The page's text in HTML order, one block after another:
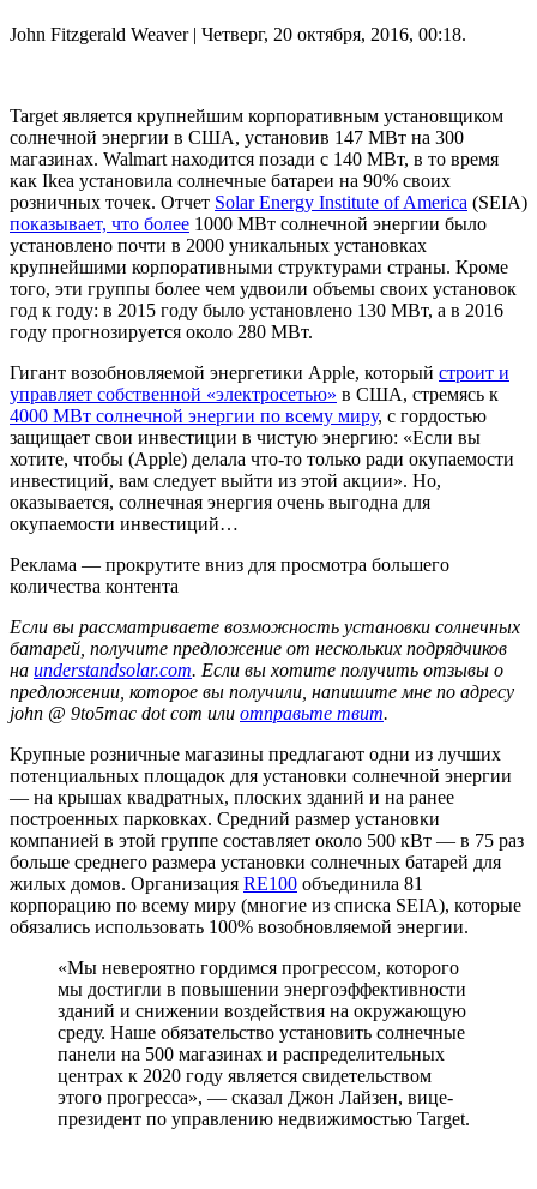
John Fitzgerald Weaver| Четверг, 20 октября, 2016, 00:18.
Target является крупнейшим корпоративным установщиком
солнечной энергии в США, установив 147 МВт на 300
магазинах. Walmart находится позади с 140 МВт, в то время
как Ikea установила солнечные батареи на 90% своих
розничных точек. Отчет Solar Energy Institute of America (SEIA)
показывает, что более 1000 МВт солнечной энергии было
установлено почти в 2000 уникальных установках
крупнейшими корпоративными структурами страны. Кроме
того, эти группы более чем удвоили объемы своих установок
год к году: в 2015 году было установлено 130 МВт, а в 2016
году прогнозируется около 280 МВт.
Гигант возобновляемой энергетики Apple, который строит и
управляет собственной «электросетью» в США, стремясь к
4000 МВт солнечной энергии по всему миру, с гордостью
защищает свои инвестиции в чистую энергию: «Если вы
хотите, чтобы (Apple) делала что-то только ради окупаемости
инвестиций, вам следует выйти из этой акции». Но,
оказывается, солнечная энергия очень выгодна для
окупаемости инвестиций…
Реклама — прокрутите вниз для просмотра большего
количества контента
Если вы рассматриваете возможность установки солнечных
батарей, получите предложение от нескольких подрядчиков
на understandsolar.com. Если вы хотите получить отзывы о
предложении, которое вы получили, напишите мне по адресу
john @ 9to5mac dot com или отправьте твит.
Крупные розничные магазины предлагают одни из лучших
потенциальных площадок для установки солнечной энергии
— на крышах квадратных, плоских зданий и на ранее
построенных парковках. Средний размер установки
компанией в этой группе составляет около 500 кВт — в 75 раз
больше среднего размера установки солнечных батарей для
жилых домов. Организация RE100 объединила 81
корпорацию по всему миру (многие из списка SEIA), которые
обязались использовать 100% возобновляемой энергии.
«Мы невероятно гордимся прогрессом, которого
мы достигли в повышении энергоэффективности
зданий и снижении воздействия на окружающую
среду. Наше обязательство установить солнечные
панели на 500 магазинах и распределительных
центрах к 2020 году является свидетельством
этого прогресса», — сказал Джон Лайзен, вице-
президент по управлению недвижимостью Target.